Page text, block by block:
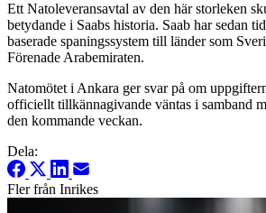
Ett Natoleveransavtal av den här storleken
betydande i Saabs historia. Saab har sedan
baserade spaningssystem till länder som
Förenade Arabemiraten.
Natomötet i Ankara ger svar på om
officiellt tillkännagivande väntas i samband
den kommande veckan.
Dela:
Fler från Inrikes